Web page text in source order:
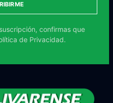
confirmas que
de Privacidad.